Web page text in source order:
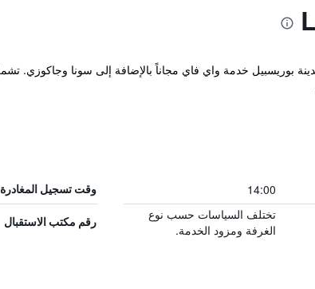
14:00 وقت تسجيل المغادرة
تختلف السياسات حسب نوع
الغرفة ومزود الخدمة.
رقم مكتب الاستقبال